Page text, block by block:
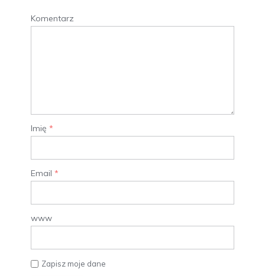
Komentarz
Imię *
Email *
www
Zapisz moje dane